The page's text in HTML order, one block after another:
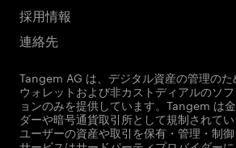
採用情報
連絡先
Tangem AG は、デジタル資産の管理の
ウォレットおよび非カストディアルのソ
ョンのみを提供しています。Tangem は
ダーや暗号通貨取引所として規制されて
ユーザーの資産や取引を保有・管理・制